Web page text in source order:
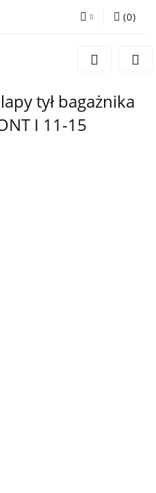
Zaloguj się
Dodaj zgłoszenie
(0)
tył bagażnika
I 11-15